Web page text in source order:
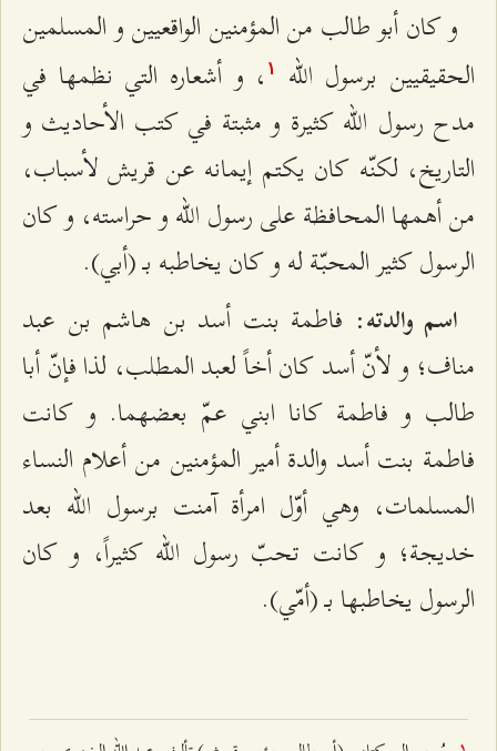
و كان أبو طالب من المؤمنين الواقعيين و المسلمين
الحقيقيين برسول الله
۱ ، و أشعاره التي نظمها في
مدح رسول الله كثيرة و مثبتة في كتب الأحاديث و
التاريخ، لكنّه كان يكتم إيمانه عن قريش لأسباب،
من أهمها المحافظة على رسول الله و حراسته، و كان
الرسول كثير المحبّة له و كان يخاطبه بـ (أبي).
اسم والدته: فاطمة بنت أسد بن هاشم بن عبد
مناف؛ و لأنّ أسد كان أخاً لعبد المطلب، لذا فإنّ أبا
طالب و فاطمة كانا ابني عمّ بعضهما. و كانت
فاطمة بنت أسد والدة أمير المؤمنين من أعلام النساء
المسلمات، وهي أوّل امرأة آمنت برسول الله بعد
خديجة؛ و كانت تحبّ رسول الله كثيراً، و كان
الرسول يخاطبها بـ (أمّي).